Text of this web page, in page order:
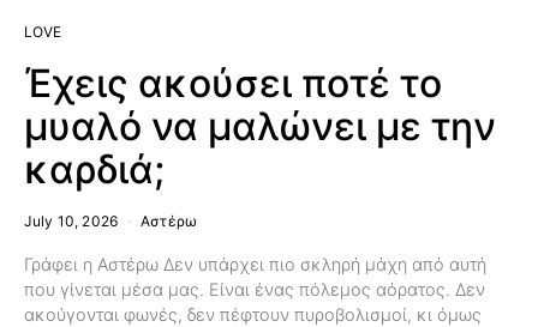
LOVE
Έχεις ακούσει ποτέ το
μυαλό να μαλώνει με την
καρδιά;
July 10, 2026 Αστέρω
Γράφει η Αστέρω Δεν υπάρχει πιο σκληρή μάχη από αυτή
που γίνεται μέσα μας. Είναι ένας πόλεμος αόρατος. Δεν
ακούγονται φωνές, δεν πέφτουν πυροβολισμοί, κι όμως